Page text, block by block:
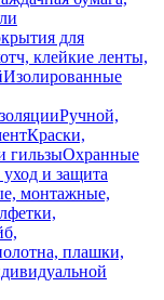
для
клейкие ленты,
Изолированные
Ручной,
Краски,
гильзыОхранные
и защита
монтажные,
плашки,